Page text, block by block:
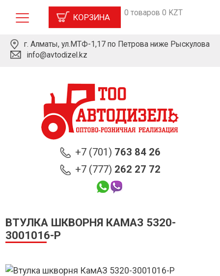
КОРЗИНА 0 товаров 0 KZT
г. Алматы, ул.МТФ-1,17 по Петрова ниже Рыскулова
info@avtodizel.kz
+7 (701) 763 84 26
+7 (777) 262 27 72
ВТУЛКА ШКВОРНЯ КАМАЗ 5320-
3001016-Р